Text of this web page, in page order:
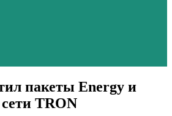
пакеты Energy и
TRON